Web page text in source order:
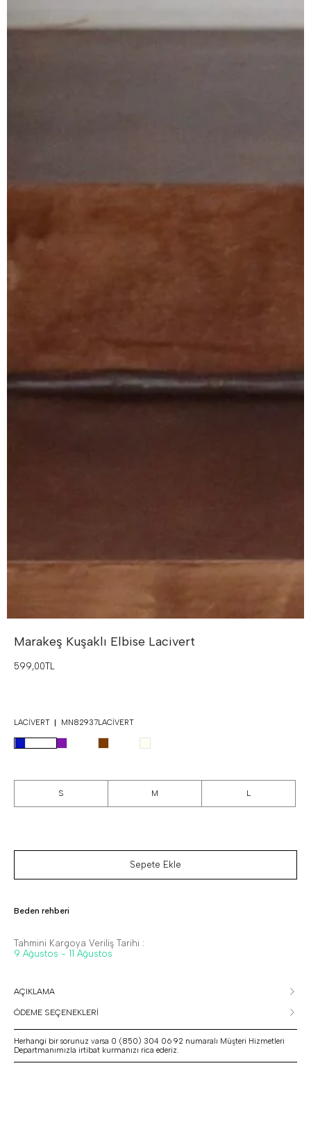
Marakeş Kuşaklı Elbise Lacivert
599,00TL
LACIVERT MN82937LACIVERT
S M L
Sepete Ekle
Beden rehberi
Tahmini Kargoya Veriliş Tarihi :
9 Ağustos - 11 Ağustos
AÇIKLAMA
ÖDEME SEÇENEKLERİ
Herhangi bir sorunuz varsa 0 (850) 304 06 92 numaralı Müşteri Hizmetleri
Departmanımızla irtibat kurmanızı rica ederiz.